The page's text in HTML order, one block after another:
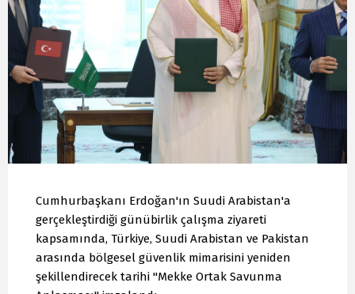
Cumhurbaşkanı Erdoğan'ın Suudi Arabistan'a
gerçekleştirdiği günübirlik çalışma ziyareti
kapsamında, Türkiye, Suudi Arabistan ve Pakistan
arasında bölgesel güvenlik mimarisini yeniden
şekillendirecek tarihi "Mekke Ortak Savunma